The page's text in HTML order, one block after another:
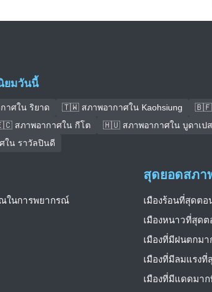
ยมวันนี้
ศใน ริยาด 🇹🇼 สภาพอากาศใน Kaohsiung
🇧🇫
สภาพอากาศใน กีโต 🇭🇺 สภาพอากาศใน บูดาเป
น ราวัลปินดี
ในการพยากรณ์
สุดยอดสภา
เมืองร้อนที่สุดตอ
เมืองหนาวที่สุด
เมืองที่มีฝนตกม
เมืองที่มีลมแรงที่
เมืองที่มีแดดมา